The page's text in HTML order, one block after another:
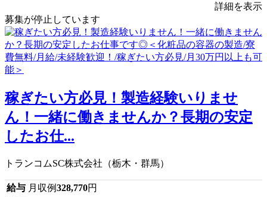
詳細を表示
募集が停止しています
稼ぎたい方必見！製造経験いりませ
ん！一緒に働きませんか？長期の安定
したお仕...
トランコムSC株式会社（栃木・群馬）
給与 月収例328,770円